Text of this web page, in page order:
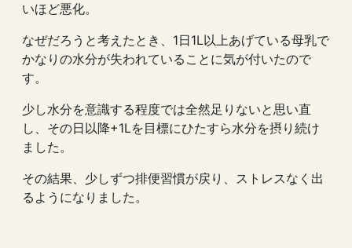
いほど悪化。
なぜだろうと考えたとき、1日1L以上あげている母乳で
かなりの水分が失われていることに気が付いたので
す。
少し水分を意識する程度では全然足りないと思い直
し、その日以降+1Lを目標にひたすら水分を摂り続け
ました。
その結果、少しずつ排便習慣が戻り、ストレスなく出
るようになりました。